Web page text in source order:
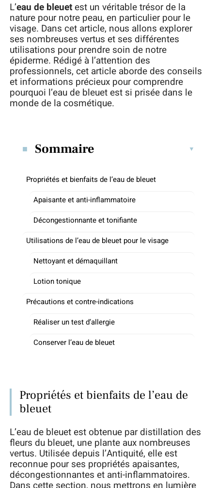
L’eau de bleuetest un véritable trésor de la
nature pour notre peau, en particulier pour le
visage. Dans cet article, nous allons explorer
ses nombreuses vertus et ses différentes
utilisations pour prendre soin de notre
épiderme. Rédigé à l’attention des
professionnels, cet article aborde des conseils
et informations précieux pour comprendre
pourquoi l’eau de bleuet est si prisée dans le
monde de la cosmétique.
Sommaire
Propriétés et bienfaits de l’eau de bleuet
Apaisante et anti-inflammatoire
Décongestionnante et tonifiante
Utilisations de l’eau de bleuet pour le visage
Nettoyant et démaquillant
Lotion tonique
Précautions et contre-indications
Réaliser un test d’allergie
Conserver l’eau de bleuet
Propriétés et bienfaits de l’eau de
bleuet
L’eau de bleuet est obtenue par distillation des
fleurs du bleuet, une plante aux nombreuses
vertus. Utilisée depuis l’Antiquité, elle est
reconnue pour ses propriétés apaisantes,
décongestionnantes et anti-inflammatoires.